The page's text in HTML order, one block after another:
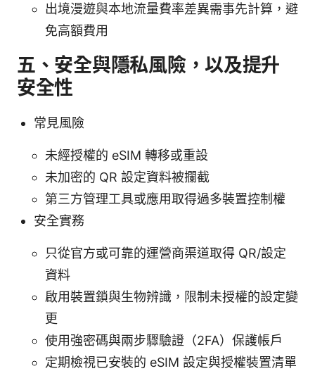
出境漫遊與本地流量費率差異需事先計算，避
免高額費用
五、安全與隱私風險，以及提升
安全性
常見風險
未經授權的 eSIM 轉移或重設
未加密的 QR 設定資料被攔截
第三方管理工具或應用取得過多裝置控制權
安全實務
只從官方或可靠的運營商渠道取得 QR/設定
資料
啟用裝置鎖與生物辨識，限制未授權的設定變
更
使用強密碼與兩步驟驗證（2FA）保護帳戶
定期檢視已安裝的 eSIM 設定與授權裝置清單